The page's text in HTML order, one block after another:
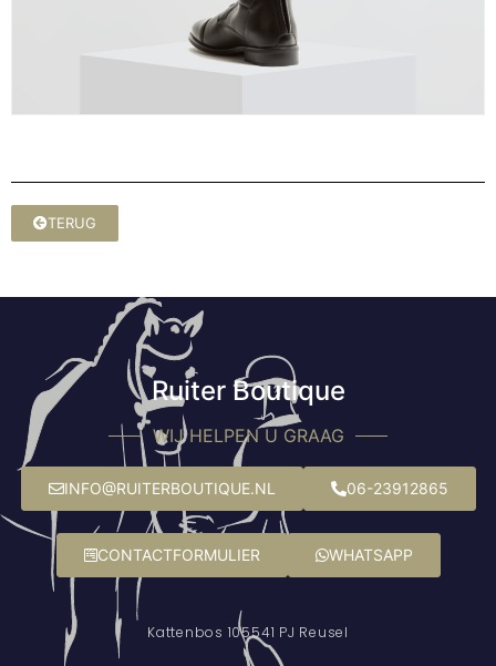
TERUG
Ruiter Boutique
WIJ HELPEN U GRAAG
INFO@RUITERBOUTIQUE.NL 06-23912865
CONTACTFORMULIER WHATSAPP
Kattenbos 105541 PJ Reusel